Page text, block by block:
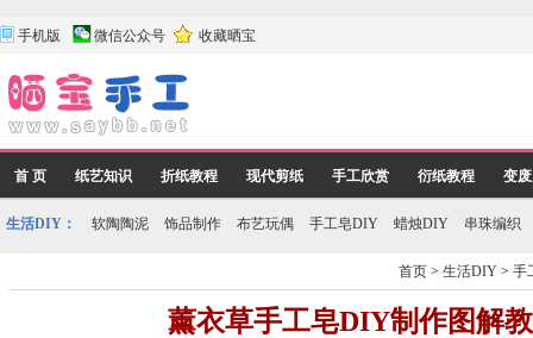
手机版 微信公众号 收藏晒宝
首 页 纸艺知识 折纸教程 现代剪纸 手工欣赏 衍纸教程 变
生活DIY： 软陶陶泥 饰品制作 布艺玩偶 手工皂DIY 蜡烛DIY 串珠编织
首页 >生活DIY >手
薰衣草手工皂DIY制作图解